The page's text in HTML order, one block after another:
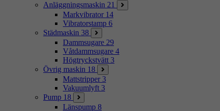
Anläggningsmaskin 21
Markvibrator 14
Vibratorstamp 6
Städmaskin 38
Dammsugare 29
Våtdammsugare 4
Högtryckstvätt 3
Övrig maskin 18
Mattstripper 3
Vakuumlyft 3
Pump 18
Länspump 8